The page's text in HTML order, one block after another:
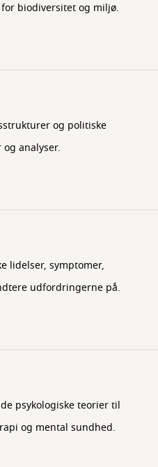
biodiversitet og miljø.
og politiske
analyser.
lidelser, symptomer,
udfordringerne på.
psykologiske teorier til
og mental sundhed.